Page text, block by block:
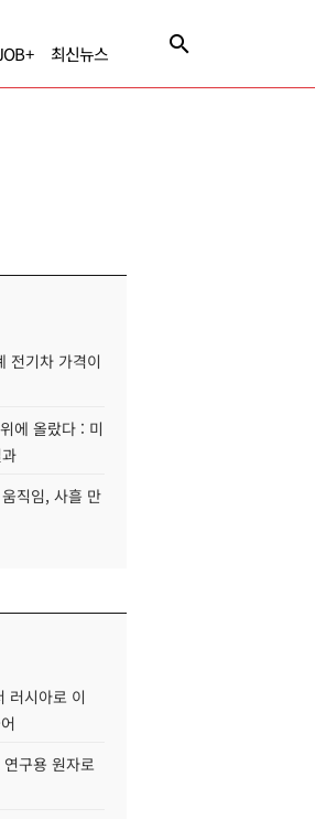
최신뉴스
전기차 가격이
에 올랐다 : 미
직임, 사흘 만
러시아로 이
구용 원자로